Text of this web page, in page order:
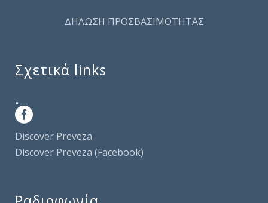
ΔΗΛΩΣΗ ΠΡΟΣΒΑΣΙΜΟΤΗΤΑΣ
Σχετικά links
.
Discover Preveza
Discover Preveza (Facebook)